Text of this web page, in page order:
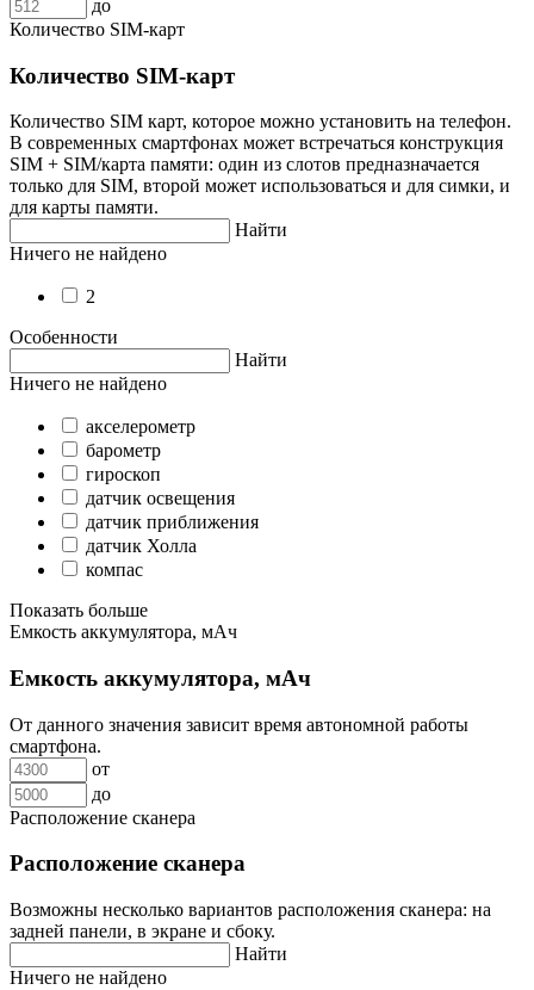
до
Количество SIM-карт
Количество SIM-карт
Количество SIM карт, которое можно установить на телефон.
В современных смартфонах может встречаться конструкция
SIM + SIM/карта памяти: один из слотов предназначается
только для SIM, второй может использоваться и для симки, и
для карты памяти.
Найти
Ничего не найдено
2
Особенности
Найти
Ничего не найдено
акселерометр
барометр
гироскоп
датчик освещения
датчик приближения
датчик Холла
компас
Показать больше
Емкость аккумулятора, мАч
Емкость аккумулятора, мАч
От данного значения зависит время автономной работы
смартфона.
от
до
Расположение сканера
Расположение сканера
Возможны несколько вариантов расположения сканера: на
задней панели, в экране и сбоку.
Найти
Ничего не найдено